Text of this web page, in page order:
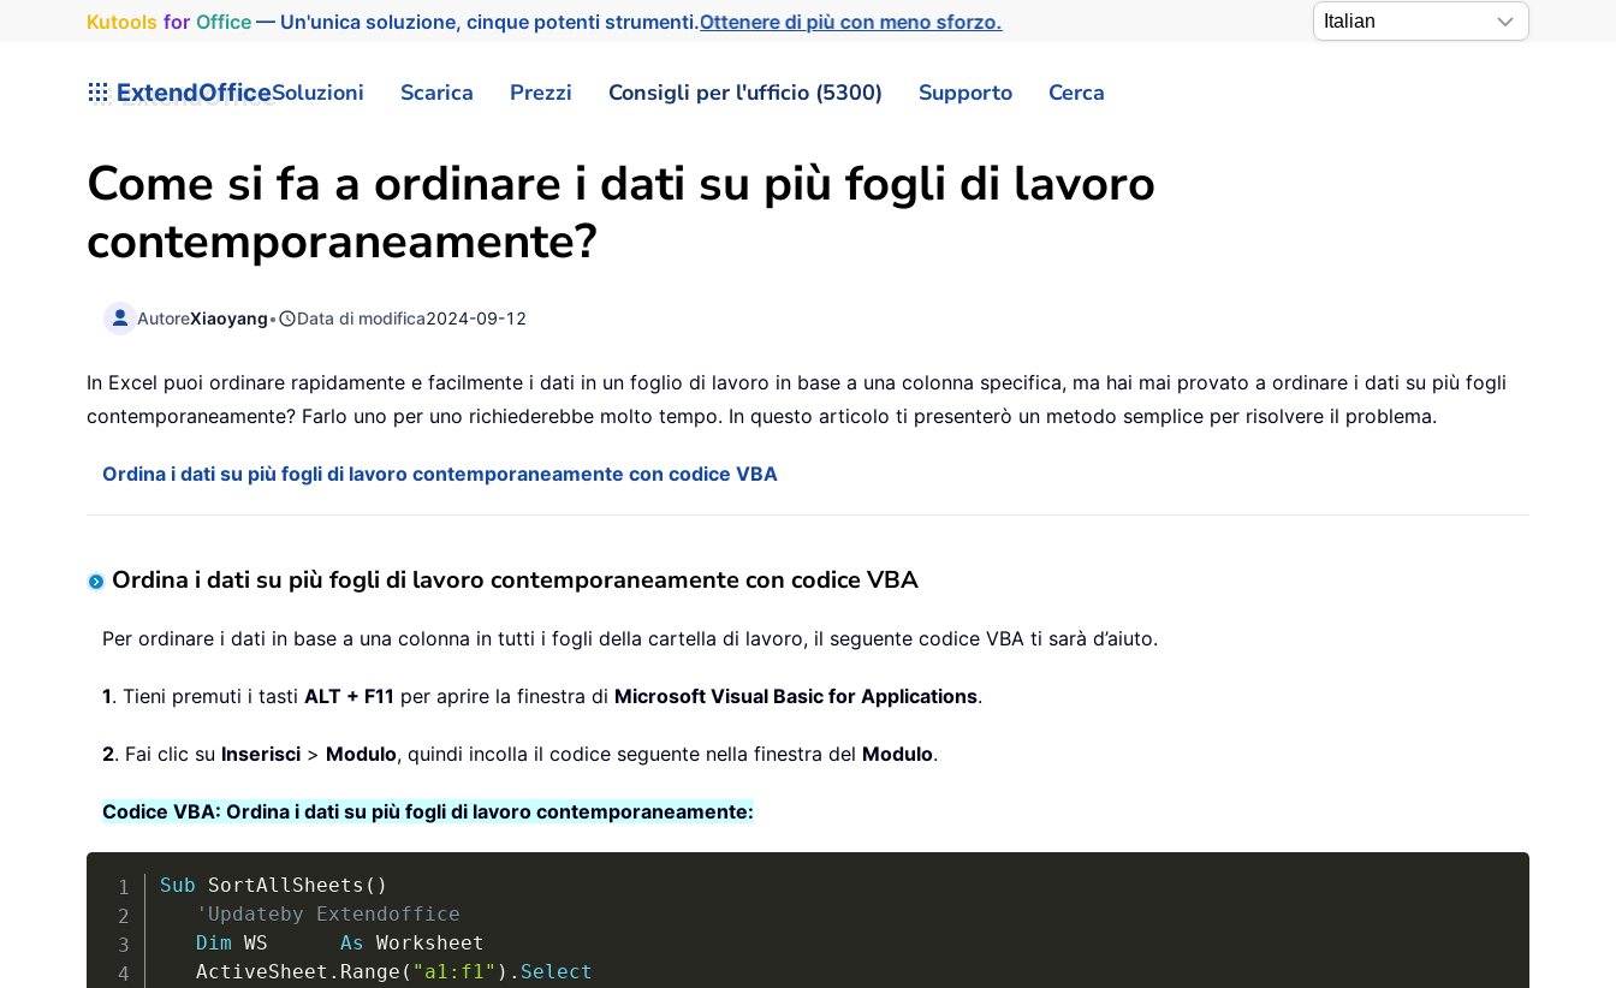
Kutools for Office— Un'unica soluzione, cinque potenti strumenti.Ottenere di più con meno sforzo.
ExtendOfficeSoluzioni Scarica Prezzi Consigli per l'ufficio (5300) Supporto Cerca
Come si fa a ordinare i dati su più fogli di lavoro
contemporaneamente?
AutoreXiaoyang• Data di modifica2024-09-12
In Excel puoi ordinare rapidamente e facilmente i dati in un foglio di lavoro in base a una colonna specifica, ma hai mai provato a ordinare i dati su più fogli
contemporaneamente? Farlo uno per uno richiederebbe molto tempo. In questo articolo ti presenterò un metodo semplice per risolvere il problema.
Ordina i dati su più fogli di lavoro contemporaneamente con codice VBA
Ordina i dati su più fogli di lavoro contemporaneamente con codice VBA
Per ordinare i dati in base a una colonna in tutti i fogli della cartella di lavoro, il seguente codice VBA ti sarà d’aiuto.
1. Tieni premuti i tasti ALT + F11 per aprire la finestra di Microsoft Visual Basic for Applications.
2. Fai clic su Inserisci > Modulo, quindi incolla il codice seguente nella finestra del Modulo.
Codice VBA: Ordina i dati su più fogli di lavoro contemporaneamente:
Sub SortAllSheets ( )
'Updateby Extendoffice
Dim WS As Worksheet
   ActiveSheet
. Range ( "a1:f1" ) . Select